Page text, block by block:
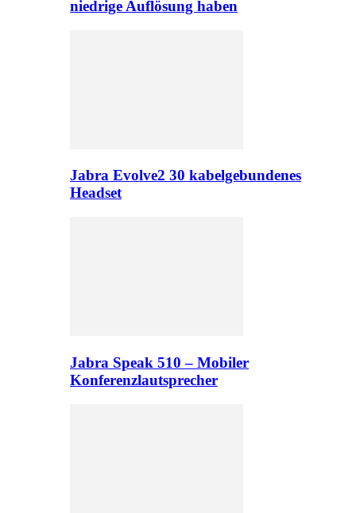
niedrige Auflösung haben
Jabra Evolve2 30 kabelgebundenes
Headset
Jabra Speak 510 – Mobiler
Konferenzlautsprecher